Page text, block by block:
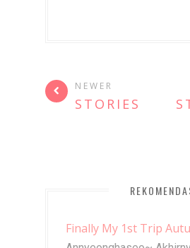
NEWER
STORIES
Finally My 1st Trip